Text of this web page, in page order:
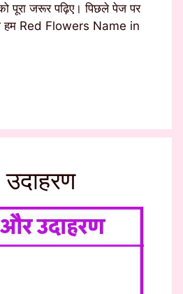
पूरा जरूर पढ़िए। पिछले पेज पर
हम Red Flowers Name in
उदाहरण